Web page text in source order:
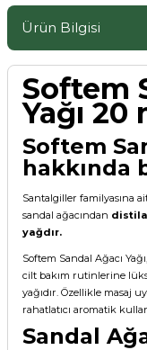
Ürün Bilgisi
Softem
Yağı 20
Softem
hakkında
Santalgiller familyasına
sandal ağacından
yağdır.
Softem Sandal Ağacı
cilt bakım rutinlerine
yağıdır. Özellikle masaj
rahatlatıcı aromatik
Sandal